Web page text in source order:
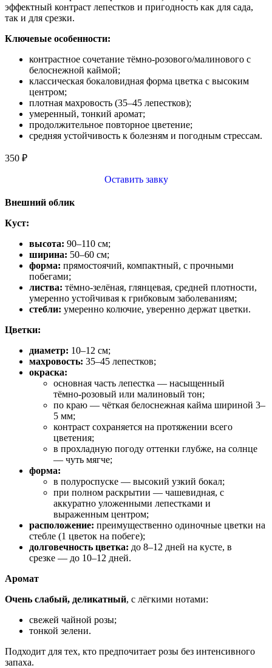
эффектный контраст лепестков и пригодность как для сада,
так и для срезки.
Ключевые особенности:
контрастное сочетание тёмно‑розового/малинового с
белоснежной каймой;
классическая бокаловидная форма цветка с высоким
центром;
плотная махровость (35–45 лепестков);
умеренный, тонкий аромат;
продолжительное повторное цветение;
средняя устойчивость к болезням и погодным стрессам.
350 ₽
Оставить завку
Внешний облик
Куст:
высота: 90–110 см;
ширина: 50–60 см;
форма: прямостоячий, компактный, с прочными
побегами;
листва: тёмно‑зелёная, глянцевая, средней плотности,
умеренно устойчивая к грибковым заболеваниям;
стебли: умеренно колючие, уверенно держат цветки.
Цветки:
диаметр: 10–12 см;
махровость: 35–45 лепестков;
окраска:
основная часть лепестка — насыщенный
тёмно‑розовый или малиновый тон;
по краю — чёткая белоснежная кайма шириной 3–
5 мм;
контраст сохраняется на протяжении всего
цветения;
в прохладную погоду оттенки глубже, на солнце
— чуть мягче;
форма:
в полуроспуске — высокий узкий бокал;
при полном раскрытии — чашевидная, с
аккуратно уложенными лепестками и
выраженным центром;
расположение: преимущественно одиночные цветки на
стебле (1 цветок на побеге);
долговечность цветка: до 8–12 дней на кусте, в
срезке — до 10–12 дней.
Аромат
Очень слабый, деликатный, с лёгкими нотами:
свежей чайной розы;
тонкой зелени.
Подходит для тех, кто предпочитает розы без интенсивного
запаха.